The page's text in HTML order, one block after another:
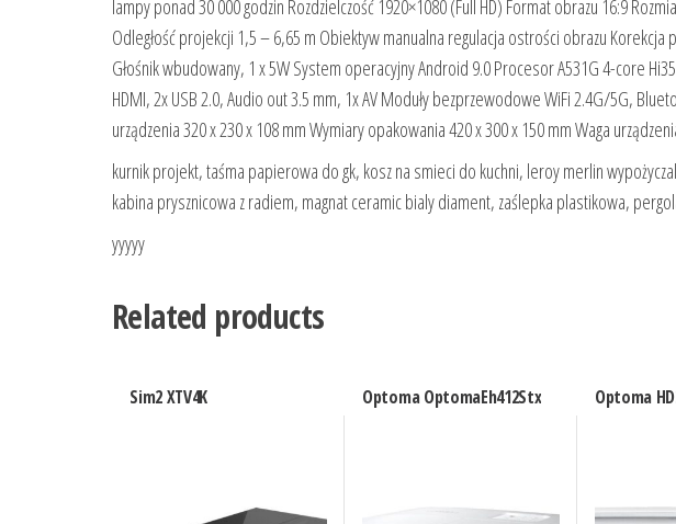
lampy ponad 30 000 godzin Rozdzielczość 1920×1080 (Full HD) Format obrazu 16:9
Odległość projekcji 1,5 – 6,65 m Obiektyw manualna regulacja ostrości obrazu
Głośnik wbudowany, 1 x 5W System operacyjny Android 9.0 Procesor A531G 4-core
HDMI, 2x USB 2.0, Audio out 3.5 mm, 1x AV Moduły bezprzewodowe WiFi 2.4G/5G,
urządzenia 320 x 230 x 108 mm Wymiary opakowania 420 x 300 x 150 mm Waga
kurnik projekt, taśma papierowa do gk, kosz na smieci do kuchni, leroy merlin
kabina prysznicowa z radiem, magnat ceramic bialy diament, zaślepka plastikowa,
yyyyy
Related products
Sim2 XTV4K Optoma OptomaEh412Stx Optoma